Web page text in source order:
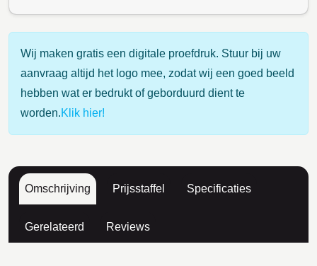
Wij maken gratis een digitale proefdruk. Stuur bij uw
aanvraag altijd het logo mee, zodat wij een goed beeld
hebben wat er bedrukt of geborduurd dient te
worden.Klik hier!
Omschrijving Prijsstaffel Specificaties
Gerelateerd Reviews